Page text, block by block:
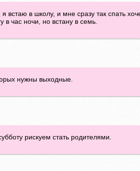
встаю в школу, и мне сразу так спать
в час ночи, но встану в семь.
нужны выходные.
рискуем стать родителями.